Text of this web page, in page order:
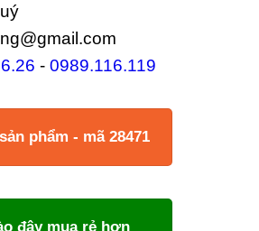
- 0989.116.119
phẩm - mã 28471
đây mua rẻ hơn